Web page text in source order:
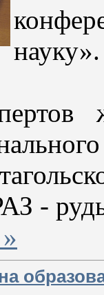
науку».
-